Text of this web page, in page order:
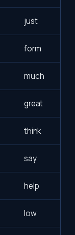
just
form
much
great
think
say
help
low